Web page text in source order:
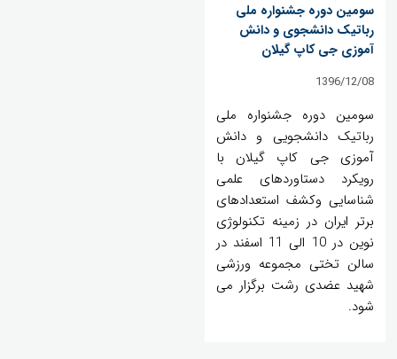
سومین دوره جشنواره ملی
رباتیک دانشجوی و دانش
آموزی جی کاپ گیلان
1396/12/08
سومین دوره جشنواره ملی
رباتیک دانشجویی و دانش
آموزی جی کاپ گیلان با
رویکرد دستاوردهای علمی
شناسایی وکشف استعدادهای
برتر ایران در زمینه تکنولوژی
نوین در 10 الی 11 اسفند در
سالن تختی مجموعه ورزشی
شهید عضدی رشت برگزار می
شود.